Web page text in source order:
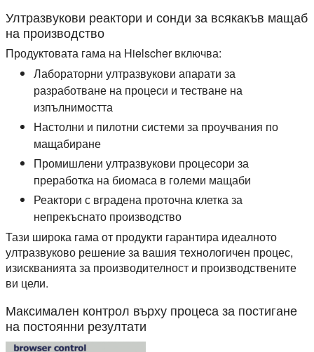
Ултразвукови реактори и сонди за всякакъв мащаб
на производство
Продуктовата гама на Hielscher включва:
Лабораторни ултразвукови апарати за
разработване на процеси и тестване на
изпълнимостта
Настолни и пилотни системи за проучвания по
мащабиране
Промишлени ултразвукови процесори за
преработка на биомаса в големи мащаби
Реактори с вградена проточна клетка за
непрекъснато производство
Тази широка гама от продукти гарантира идеалното
ултразвуково решение за вашия технологичен процес,
изискванията за производителност и производствените
ви цели.
Максимален контрол върху процеса за постигане
на постоянни резултати